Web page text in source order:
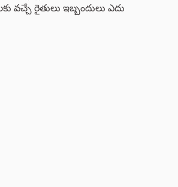
వచ్చే రైతులు ఇబ్బందులు ఎదు